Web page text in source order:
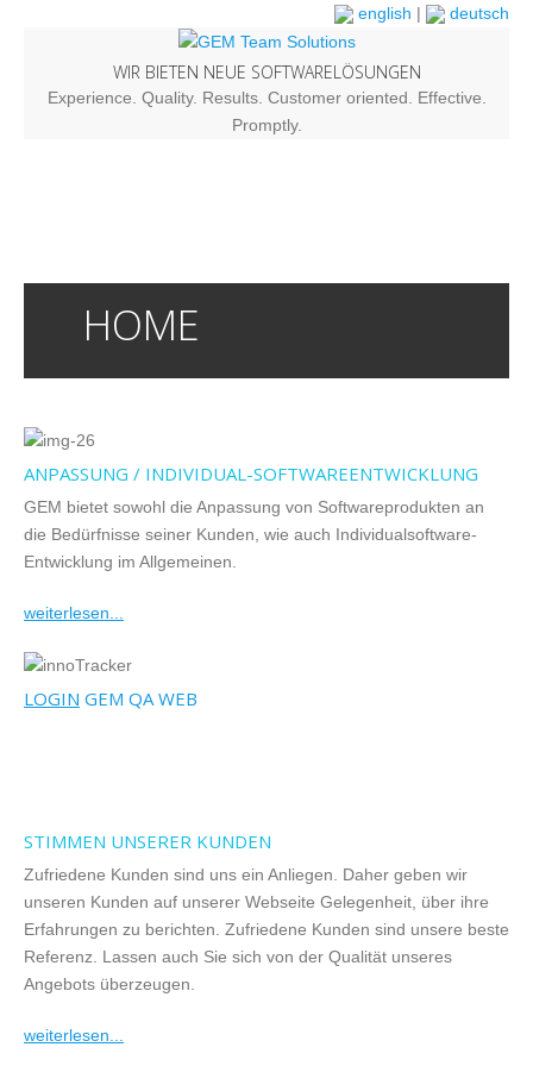
english | deutsch
WIR BIETEN NEUE SOFTWARELÖSUNGEN
Experience. Quality. Results. Customer oriented. Effective.
Promptly.
HOME
ANPASSUNG / INDIVIDUAL-SOFTWAREENTWICKLUNG
GEM bietet sowohl die Anpassung von Softwareprodukten an
die Bedürfnisse seiner Kunden, wie auch Individualsoftware-
Entwicklung im Allgemeinen.
weiterlesen...
LOGIN GEM QA WEB
STIMMEN UNSERER KUNDEN
Zufriedene Kunden sind uns ein Anliegen. Daher geben wir
unseren Kunden auf unserer Webseite Gelegenheit, über ihre
Erfahrungen zu berichten. Zufriedene Kunden sind unsere beste
Referenz. Lassen auch Sie sich von der Qualität unseres
Angebots überzeugen.
weiterlesen...